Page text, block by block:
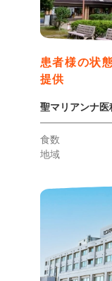
患者様の状
提供
聖マリアンナ
食数
地域